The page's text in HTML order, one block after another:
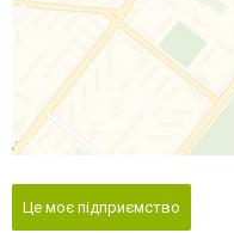
Це моє підприємство